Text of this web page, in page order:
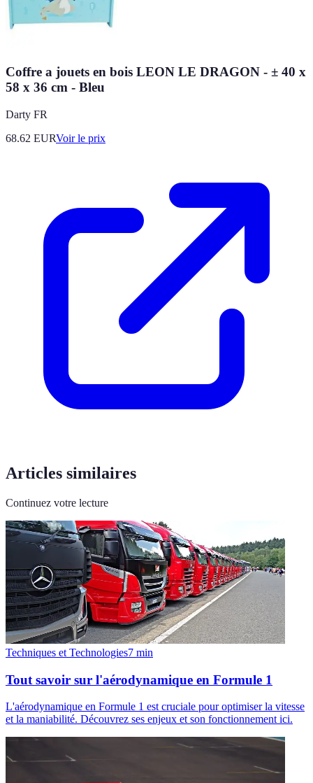
Coffre a jouets en bois LEON LE DRAGON - ± 40 x
58 x 36 cm - Bleu
Darty FR
68.62 EURVoir le prix
Articles similaires
Continuez votre lecture
Techniques et Technologies7 min
Tout savoir sur l'aérodynamique en Formule 1
L'aérodynamique en Formule 1 est cruciale pour optimiser la vitesse
et la maniabilité. Découvrez ses enjeux et son fonctionnement ici.